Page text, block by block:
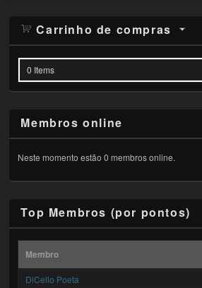
Carrinho de compras
0 Items
Membros online
Neste momento estão 0 membros online.
Top Membros (por pontos)
Membro
DiCello Poeta